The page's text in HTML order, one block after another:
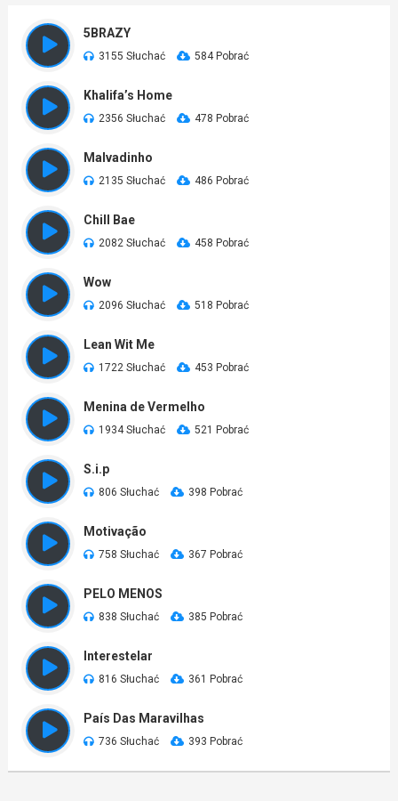
5BRAZY
3155 Słuchać 584 Pobrać
Khalifa’s Home
2356 Słuchać 478 Pobrać
Malvadinho
2135 Słuchać 486 Pobrać
Chill Bae
2082 Słuchać 458 Pobrać
Wow
2096 Słuchać 518 Pobrać
Lean Wit Me
1722 Słuchać 453 Pobrać
Menina de Vermelho
1934 Słuchać 521 Pobrać
S.i.p
806 Słuchać 398 Pobrać
Motivação
758 Słuchać 367 Pobrać
PELO MENOS
838 Słuchać 385 Pobrać
Interestelar
816 Słuchać 361 Pobrać
País Das Maravilhas
736 Słuchać 393 Pobrać